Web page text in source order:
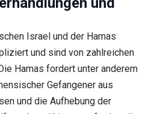
Israel und der Hamas
und sind von zahlreichen
Hamas fordert unter anderem
Gefangener aus
und die Aufhebung der